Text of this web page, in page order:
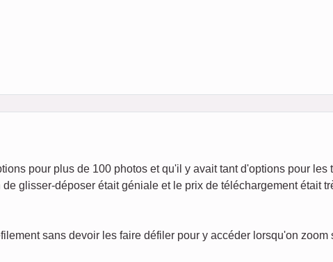
pour plus de 100 photos et qu'il y avait tant d'options pour
glisser-déposer était géniale et le prix de téléchargement était
sans devoir les faire défiler pour y accéder lorsqu'on zoom